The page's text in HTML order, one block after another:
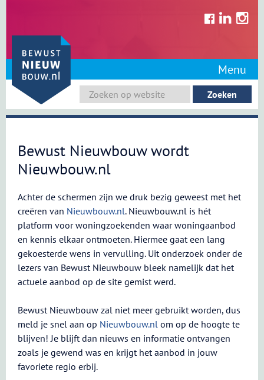
content
Menu
Bewust Nieuwbouw wordt
Nieuwbouw.nl
Achter de schermen zijn we druk bezig geweest met het
creëren van Nieuwbouw.nl. Nieuwbouw.nl is hét
platform voor woningzoekenden waar woningaanbod
en kennis elkaar ontmoeten. Hiermee gaat een lang
gekoesterde wens in vervulling. Uit onderzoek onder de
lezers van Bewust Nieuwbouw bleek namelijk dat het
actuele aanbod op de site gemist werd.
Bewust Nieuwbouw zal niet meer gebruikt worden, dus
meld je snel aan op Nieuwbouw.nl om op de hoogte te
blijven! Je blijft dan nieuws en informatie ontvangen
zoals je gewend was en krijgt het aanbod in jouw
favoriete regio erbij.